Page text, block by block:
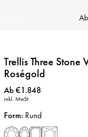
Trellis Three Stone
Roségold
Preis:
Ab €1.848
inkl. MwSt
Form: Rund